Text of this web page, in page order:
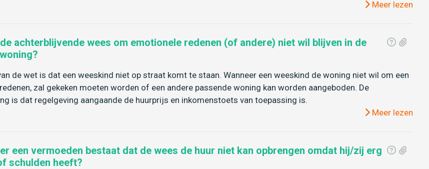
Meer lezen
achterblijvende wees om emotionele redenen (of andere) niet wil blijven in de
de wet is dat een weeskind niet op straat komt te staan. Wanneer een weeskind de woning niet wil om een
zal gekeken moeten worden of een andere passende woning kan worden aangeboden. De
is dat regelgeving aangaande de huurprijs en inkomenstoets van toepassing is.
Meer lezen
een vermoeden bestaat dat de wees de huur niet kan opbrengen omdat hij/zij erg
schulden heeft?